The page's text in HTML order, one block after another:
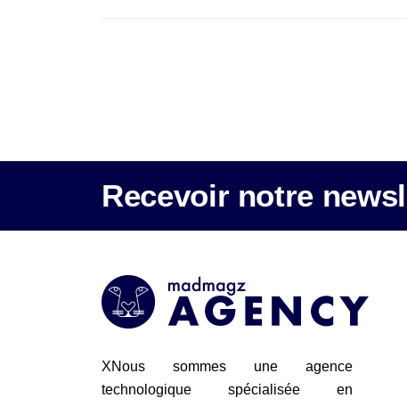
Recevoir notre
XNous sommes une agence
technologique spécialisée en